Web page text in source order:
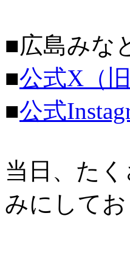
■広島みな
■公式X（
■公式
当日、た
みにしてお